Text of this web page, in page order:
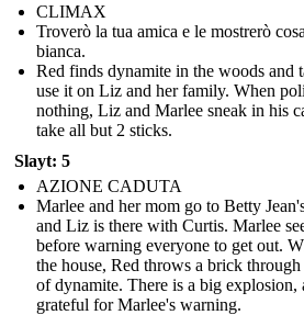
CLIMAX
Troverò la tua amica e le mostrerò
bianca.
Red finds dynamite in the woods and
use it on Liz and her family. When
nothing, Liz and Marlee sneak in his
take all but 2 sticks.
Slayt: 5
AZIONE CADUTA
Marlee and her mom go to Betty
and Liz is there with Curtis. Marlee
before warning everyone to get out.
the house, Red throws a brick
of dynamite. There is a big explosion,
grateful for Marlee's warning.